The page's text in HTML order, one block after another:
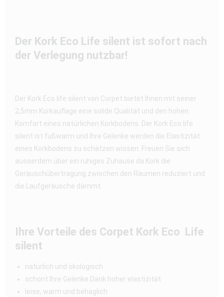
Der Kork Eco Life silent ist sofort nach
der Verlegung nutzbar!
Der Kork Eco life silent von Corpet bietet Ihnen mit seiner
2,5mm Korkauflage eine solide Qualität und den hohen
Komfort eines natürlichen Korkbodens. Der Kork Eco life
silent ist fußwarm und Ihre Gelenke werden die Elastizität
eines Korkbodens zu schätzen wissen. Freuen Sie sich
ausserdem über ein ruhiges Zuhause da Kork die
Geräuschübertragung zwischen den Räumen reduziert und
die Laufgeräusche dämmt.
Ihre Vorteile des Corpet Kork Eco Life
silent
natürlich und ökologisch
schont Ihre Gelenke Dank hoher elastizität
leise, warm und behaglich